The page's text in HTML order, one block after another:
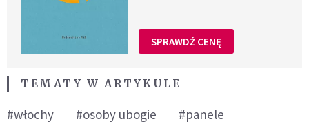
SPRAWDŹ CENĘ
TEMATY W ARTYKULE
#włochy #osoby ubogie
#panele